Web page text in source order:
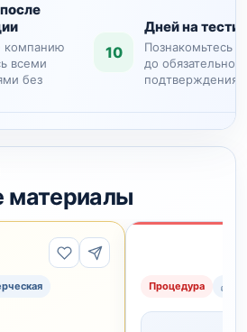
верификации
компанию
всеми
без
Десять дней
10
Дней на
Познакомьтесь
до обязательного
подтверждения
материалы
Процедура